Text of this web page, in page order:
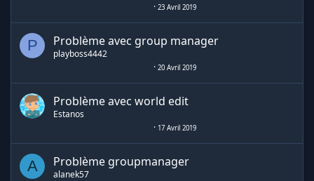
23 Avril 2019
P Problème avec group manager
playboss4442
20 Avril 2019
Problème avec world edit
Estanos
17 Avril 2019
A Problème groupmanager
alanek57